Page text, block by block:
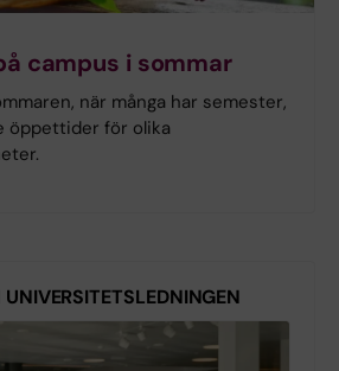
campus i sommar
när många har semester,
öppettider för olika